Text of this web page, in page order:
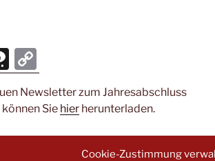
Cookie-Zustimmung
T
hr
e
o
p
Newsletter zum Jahresabschluss
Sie hier herunterladen.